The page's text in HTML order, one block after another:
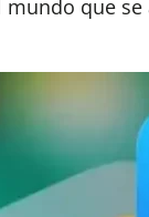
que